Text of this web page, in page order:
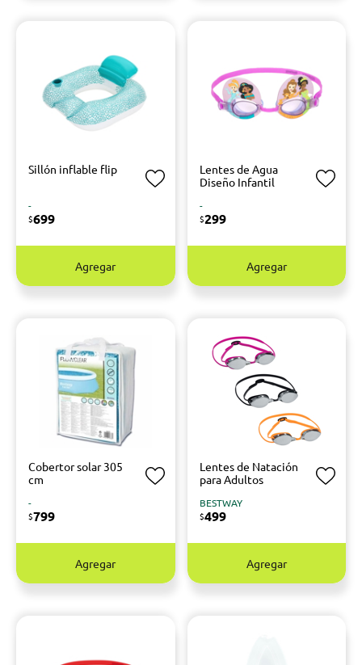
Sillón inflable flip
-
$699
Agregar
Lentes de Agua
Diseño Infantil
-
$299
Agregar
Cobertor solar 305
cm
-
$799
Agregar
Lentes de Natación
para Adultos
BESTWAY
$499
Agregar